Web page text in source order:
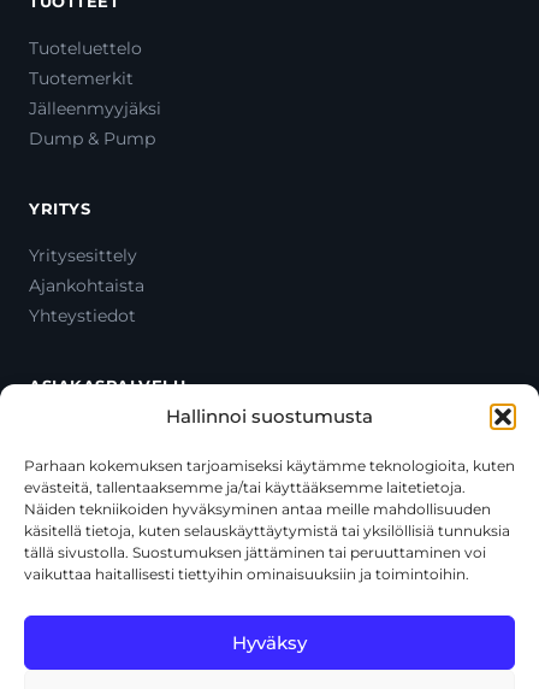
Hallinnoi suostumusta
Parhaan kokemuksen tarjoamiseksi käytämme teknologioita, kuten
evästeitä, tallentaaksemme ja/tai käyttääksemme laitetietoja.
Näiden tekniikoiden hyväksyminen antaa meille mahdollisuuden
käsitellä tietoja, kuten selauskäyttäytymistä tai yksilöllisiä tunnuksia
tällä sivustolla. Suostumuksen jättäminen tai peruuttaminen voi
vaikuttaa haitallisesti tiettyihin ominaisuuksiin ja toimintoihin.
Hyväksy
Tuoteluettelo
Tuotemerkit
Jälleenmyyjäksi
Dump & Pump
YRITYS
Yritysesittely
Ajankohtaista
Yhteystiedot
ASIAKASPALVELU
Oma tili
Maksutavat
Toimitustavat
Usein kysytyt kysymykset
+358 44 270 3795
asiakaspalvelu@toolcat.fi